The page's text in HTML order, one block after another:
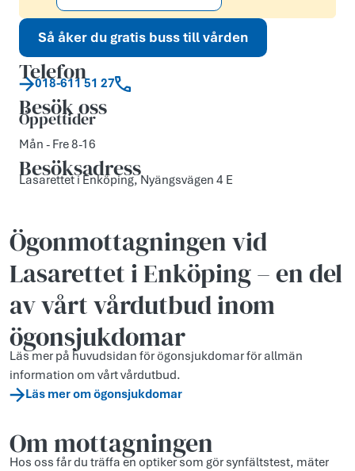
Så åker du gratis buss till vården
Telefon
018-611 51 27
Besök oss
Öppettider
Mån - Fre 8-16
Besöksadress
Lasarettet i Enköping, Nyängsvägen 4 E
Ögonmottagningen vid
Lasarettet i Enköping – en del
av vårt vårdutbud inom
ögonsjukdomar
Läs mer på huvudsidan för ögonsjukdomar för allmän
information om vårt vårdutbud.
Läs mer om ögonsjukdomar
Om mottagningen
Hos oss får du träffa en optiker som gör synfältstest, mäter